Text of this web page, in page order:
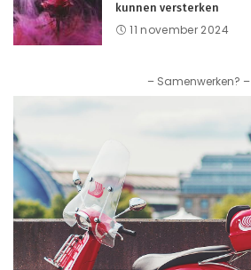
kunnen versterken
11 november 2024
– Samenwerken? –